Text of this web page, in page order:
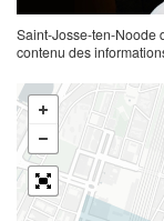
Saint-Josse-ten-Noode
contenu des